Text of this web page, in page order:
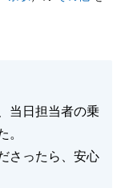
当日担当者の乗
。
さったら、安心